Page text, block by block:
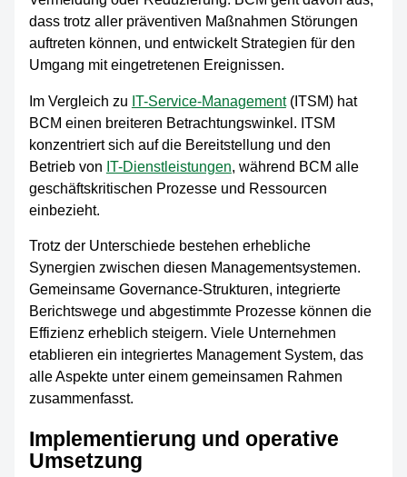
dass trotz aller präventiven Maßnahmen Störungen
auftreten können, und entwickelt Strategien für den
Umgang mit eingetretenen Ereignissen.
Im Vergleich zu IT-Service-Management(ITSM) hat
BCM einen breiteren Betrachtungswinkel. ITSM
konzentriert sich auf die Bereitstellung und den
Betrieb von IT-Dienstleistungen, während BCM alle
geschäftskritischen Prozesse und Ressourcen
einbezieht.
Trotz der Unterschiede bestehen erhebliche
Synergien zwischen diesen Managementsystemen.
Gemeinsame Governance-Strukturen, integrierte
Berichtswege und abgestimmte Prozesse können die
Effizienz erheblich steigern. Viele Unternehmen
etablieren ein integriertes Management System, das
alle Aspekte unter einem gemeinsamen Rahmen
zusammenfasst.
Implementierung und operative
Umsetzung